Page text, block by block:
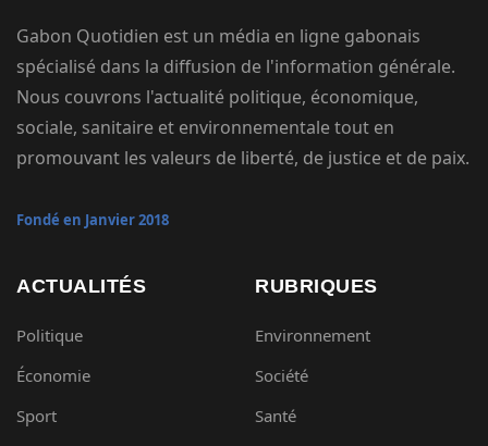
Gabon Quotidien est un média en ligne gabonais
spécialisé dans la diffusion de l'information générale.
Nous couvrons l'actualité politique, économique,
sociale, sanitaire et environnementale tout en
promouvant les valeurs de liberté, de justice et de paix.
Fondé en Janvier 2018
ACTUALITÉS
Politique
Économie
Sport
RUBRIQUES
Environnement
Société
Santé